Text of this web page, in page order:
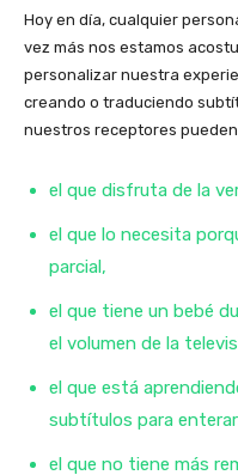
Hoy en día, cualquier
vez más nos estamos
personalizar nuestra
creando o traduciendo
nuestros receptores
el que disfruta de la
el que lo necesita
parcial,
el que tiene un bebé
el volumen de la
el que está
subtítulos para
el que no tiene más